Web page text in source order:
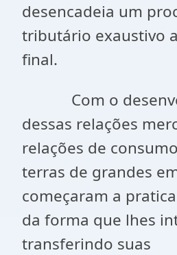
desencadeia um
tributário exaustivo
final.
Com o
dessas relações
relações de
terras de grandes
começaram a
da forma que lhes
transferindo suas